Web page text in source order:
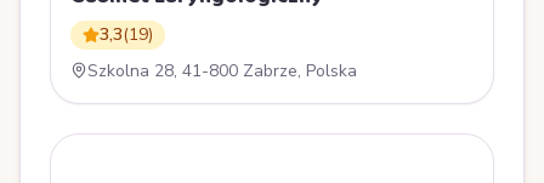
3,3(19)
Szkolna 28, 41-800 Zabrze, Polska